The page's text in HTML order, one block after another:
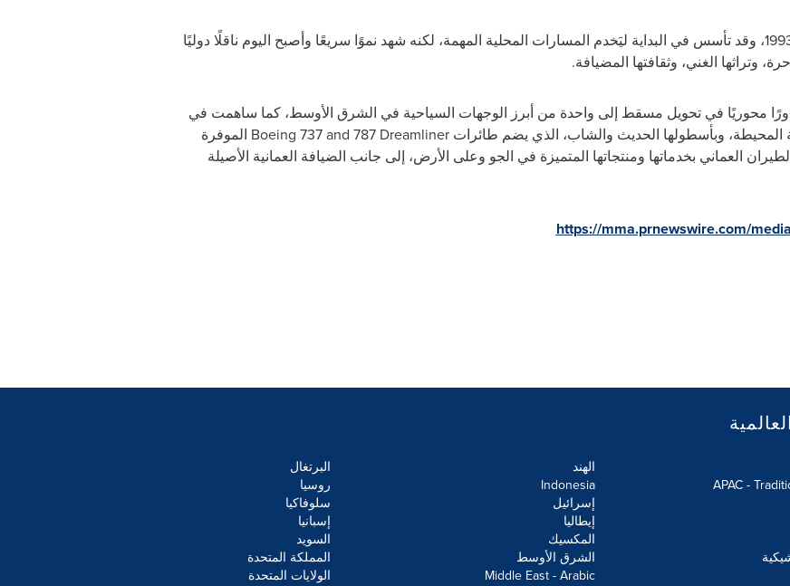
) عملياته في عام 1993، وقد تأسس في البداية ليَخدم المسارات المحلية المهمة، لكنه شهد نموًا سريعًا وأصبح اليوم ناقلًا دوليًا
وتراثها الغني، وثقافتها المضيافة.
محوريًا في تحويل مسقط إلى واحدة من أبرز الوجهات السياحية في الشرق الأوسط، كما ساهمت في
المحيطة، وبأسطولها الحديث والشاب، الذي يضم طائراتBoeing 737 and 787 Dreamliner الموفرة
العماني بخدماتها ومنتجاتها المتميزة في الجو وعلى الأرض، إلى جانب الضيافة العمانية الأصيلة
https://mma.prnewswire.com/
APAC -
الهند
Indonesia
إسرائيل
إيطاليا
المكسيك
الشرق الأوسط
Middle East - Arabic
البرتغال
روسيا
سلوفاكيا
إسبانيا
السويد
المملكة المتحدة
الولايات المتحدة